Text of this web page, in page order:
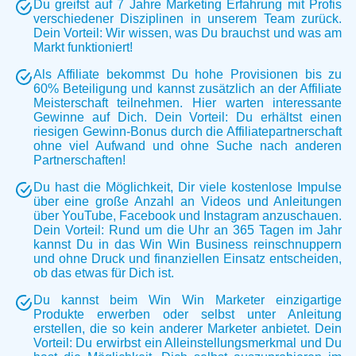
Du greifst auf 7 Jahre Marketing Erfahrung mit Profis
verschiedener Disziplinen in unserem Team zurück.
Dein Vorteil: Wir wissen, was Du brauchst und was am
Markt funktioniert!
Als Affiliate bekommst Du hohe Provisionen bis zu
60% Beteiligung und kannst zusätzlich an der Affiliate
Meisterschaft teilnehmen. Hier warten interessante
Gewinne auf Dich. Dein Vorteil: Du erhältst einen
riesigen Gewinn-Bonus durch die Affiliatepartnerschaft
ohne viel Aufwand und ohne Suche nach anderen
Partnerschaften!
Du hast die Möglichkeit, Dir viele kostenlose Impulse
über eine große Anzahl an Videos und Anleitungen
über YouTube, Facebook und Instagram anzuschauen.
Dein Vorteil: Rund um die Uhr an 365 Tagen im Jahr
kannst Du in das Win Win Business reinschnuppern
und ohne Druck und finanziellen Einsatz entscheiden,
ob das etwas für Dich ist.
Du kannst beim Win Win Marketer einzigartige
Produkte erwerben oder selbst unter Anleitung
erstellen, die so kein anderer Marketer anbietet. Dein
Vorteil: Du erwirbst ein Alleinstellungsmerkmal und Du